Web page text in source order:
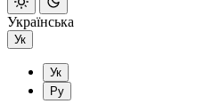
Українська
Ук
Ук
Ру